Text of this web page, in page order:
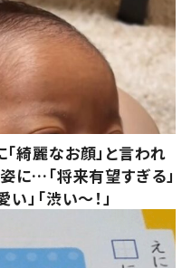
綺麗なお顔」と言われ
に…「将来有望すぎる」
」「渋い～！」